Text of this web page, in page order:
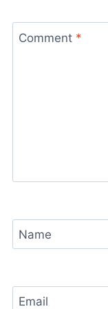
Comment *
Name
Email